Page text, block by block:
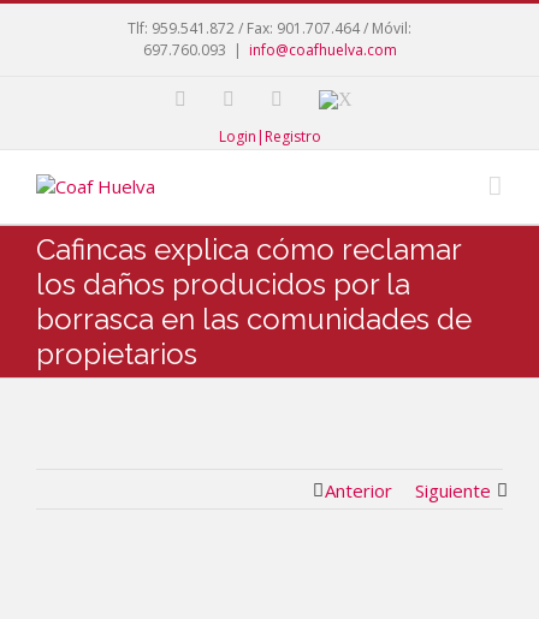
Tlf: 959.541.872 / Fax: 901.707.464 / Móvil:
697.760.093 | info@coafhuelva.com
Login|Registro
Cafincas explica cómo reclamar
los daños producidos por la
borrasca en las comunidades de
propietarios
Anterior Siguiente